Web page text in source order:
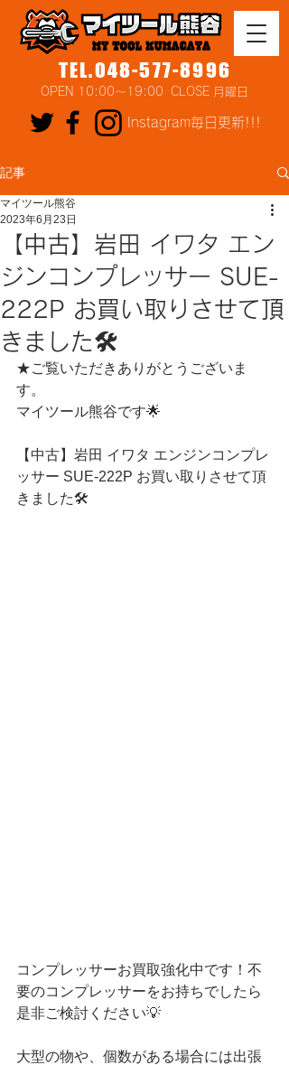
TEL.048-577-8996
OPEN 10:00～19:00 CLOSE 月曜日
Instagram毎日更新!!!
記事
【中古】岩田 イワタ エン
ジンコンプレッサー SUE-
222P お買い取りさせて頂
きました🛠
マイツール熊谷
2023年6月23日
★ご覧いただきありがとうございま
す。
マイツール熊谷です🌟
【中古】岩田 イワタ エンジンコンプレ
ッサー SUE-222P お買い取りさせて頂
きました🛠
コンプレッサーお買取強化中です！不
要のコンプレッサーをお持ちでしたら
是非ご検討ください💡
大型の物や、個数がある場合には出張